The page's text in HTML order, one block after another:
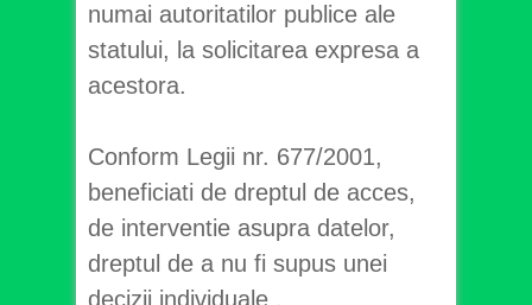
numai autoritatilor publice ale
statului, la solicitarea expresa a
acestora.
Conform Legii nr. 677/2001,
beneficiati de dreptul de acces,
de interventie asupra datelor,
dreptul de a nu fi supus unei
decizii individuale .